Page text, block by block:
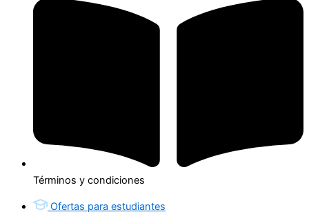
Términos y condiciones
Ofertas para estudiantes